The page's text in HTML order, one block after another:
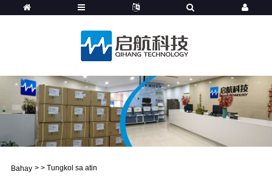
Bahay > > Tungkol sa atin